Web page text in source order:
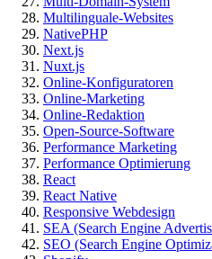
Multilinguale-Websites
NativePHP
Next.js
Nuxt.js
Online-Konfiguratoren
Online-Marketing
Online-Redaktion
Open-Source-Software
Performance Marketing
Performance Optimierung
React
React Native
Responsive Webdesign
SEA (Search Engine
SEO (Search Engine